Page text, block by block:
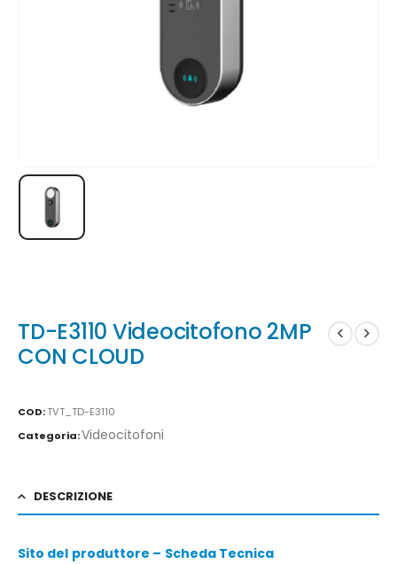
TD-E3110 Videocitofono 2MP
CON CLOUD
COD:TVT_TD-E3110
Categoria:Videocitofoni
DESCRIZIONE
Sito del produttore – Scheda Tecnica